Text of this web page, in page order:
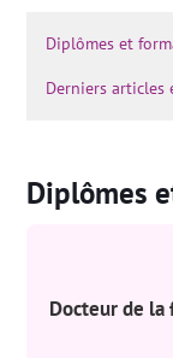
Diplômes et
Derniers articles
Diplômes
Docteur de